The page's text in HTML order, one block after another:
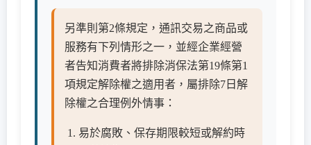
另準則第2條規定，通訊交易之商品或
服務有下列情形之一，並經企業經營
者告知消費者將排除消保法第19條第1
項規定解除權之適用者，屬排除7日解
除權之合理例外情事：
易於腐敗、保存期限較短或解約時